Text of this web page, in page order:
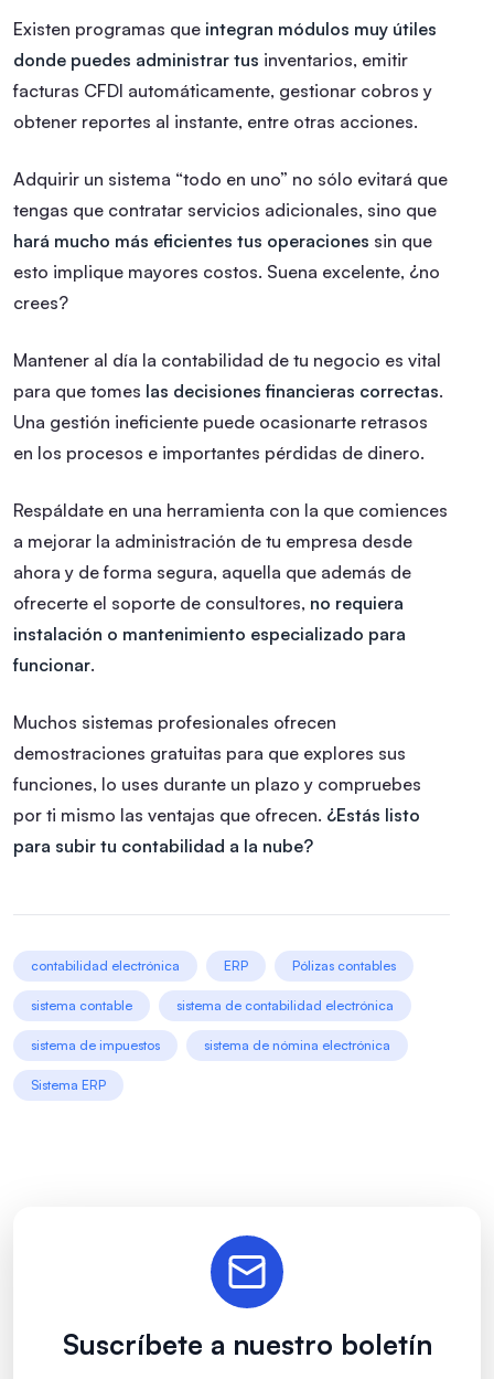
Existen programas que integran módulos muy útiles
donde puedes administrar tus inventarios, emitir
facturas CFDI automáticamente, gestionar cobros y
obtener reportes al instante, entre otras acciones.
Adquirir un sistema “todo en uno” no sólo evitará que
tengas que contratar servicios adicionales, sino que
hará mucho más eficientes tus operaciones sin que
esto implique mayores costos. Suena excelente, ¿no
crees?
Mantener al día la contabilidad de tu negocio es vital
para que tomes las decisiones financieras correctas.
Una gestión ineficiente puede ocasionarte retrasos
en los procesos e importantes pérdidas de dinero.
Respáldate en una herramienta con la que comiences
a mejorar la administración de tu empresa desde
ahora y de forma segura, aquella que además de
ofrecerte el soporte de consultores, no requiera
instalación o mantenimiento especializado para
funcionar.
Muchos sistemas profesionales ofrecen
demostraciones gratuitas para que explores sus
funciones, lo uses durante un plazo y compruebes
por ti mismo las ventajas que ofrecen. ¿Estás listo
para subir tu contabilidad a la nube?
contabilidad electrónica ERP Pólizas contables
sistema contable sistema de contabilidad electrónica
sistema de impuestos sistema de nómina electrónica
Sistema ERP
Suscríbete a nuestro boletín